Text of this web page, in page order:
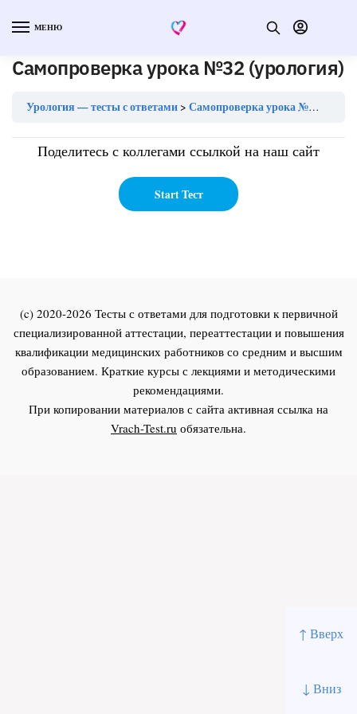
↑ Вверх
↓ Вниз
МЕНЮ
Самопроверка урока №32 (урология)
Урология — тесты с ответами Самопроверка урока №32 (урология)
Поделитесь с коллегами ссылкой на наш сайт
(c) 2020-2026 Тесты с ответами для подготовки к первичной
специализированной аттестации, переаттестации и повышения
квалификации медицинских работников со средним и высшим
образованием. Краткие курсы с лекциями и методическими
рекомендациями.
При копировании материалов с сайта активная ссылка на
Vrach-Test.ru обязательна.